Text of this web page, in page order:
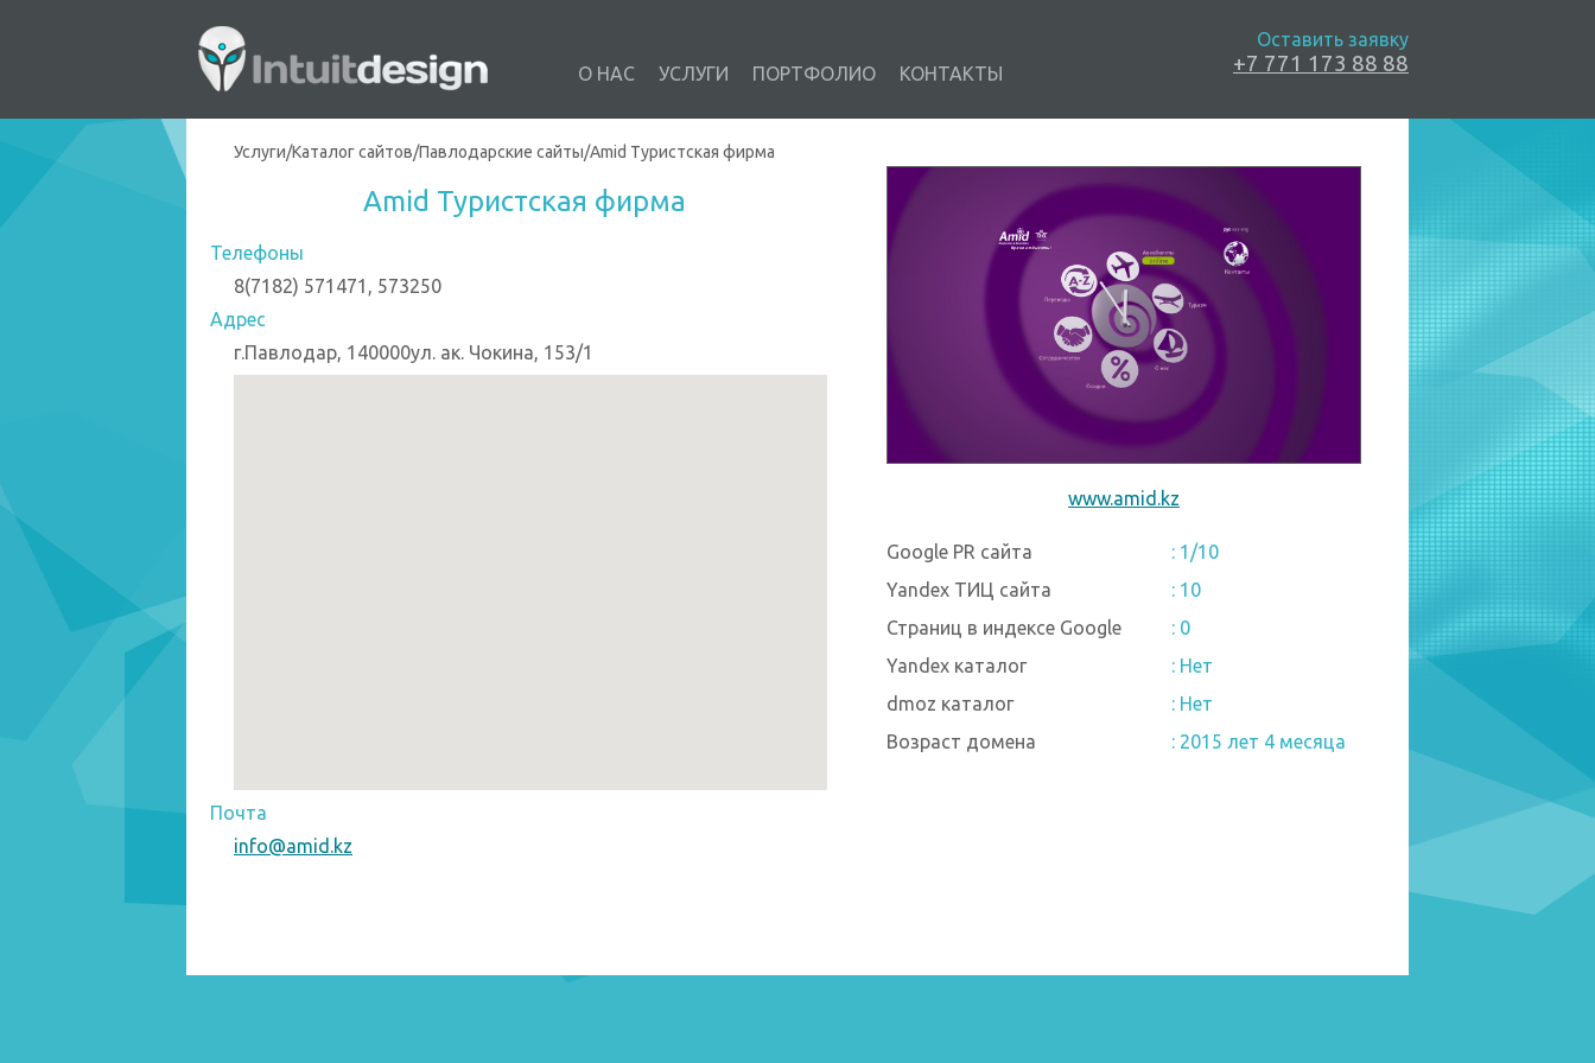
О НАС УСЛУГИ ПОРТФОЛИО КОНТАКТЫ
Оставить заявку
+7 771 173 88 88
Услуги/Каталог сайтов/Павлодарские сайты/Amid Туристская фирма
Amid Туристская фирма
Телефоны
8(7182) 571471, 573250
Адрес
г.Павлодар, 140000ул. ак. Чокина, 153/1
Почта
info@amid.kz
www.amid.kz
Google PR сайта
: 1/10
Yandex ТИЦ сайта
: 10
Страниц в индексе Google
: 0
Yandex каталог
: Нет
dmoz каталог
: Нет
Возраст домена
: 2015 лет 4 месяца